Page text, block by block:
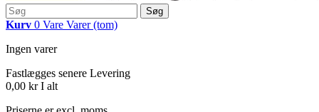
Søg
Kurv 0 Vare Varer (tom)
Ingen varer
Fastlægges senere Levering
0,00 kr I alt